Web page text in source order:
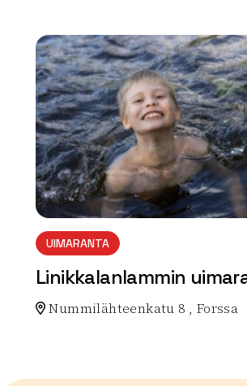
array(0) { }
UIMARANTA
Linikkalanlammin
Nummilähteenkatu 8 , Forssa